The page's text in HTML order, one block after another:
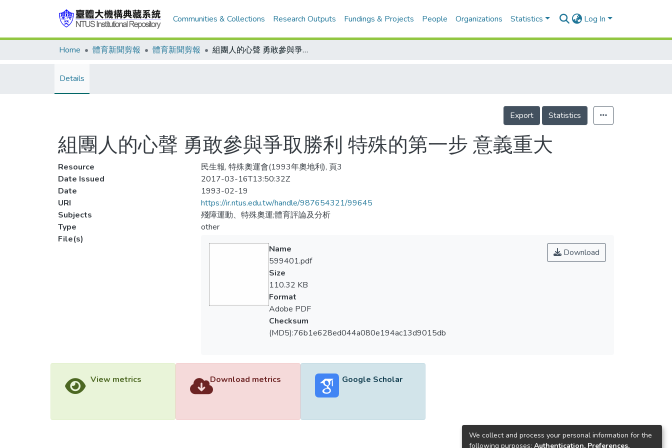
Communities & Collections Research Outputs Fundings & Projects People Organizations Statistics Log In
Home 體育新聞剪報 體育新聞剪報 組團人的心聲 勇敢參與爭取勝利 特殊的第一步 意義重大
Details
Export Statistics
組團人的心聲 勇敢參與爭取勝利 特殊的第一步 意義重大
Resource
民生報, 特殊奧運會(1993年奧地利), 頁3
Date Issued
2017-03-16T13:50:32Z
Date
1993-02-19
URI
https://ir.ntus.edu.tw/handle/987654321/99645
Subjects
殘障運動、特殊奧運;體育評論及分析
Type
other
File(s)
Download
Name
599401.pdf
Size
110.32 KB
Format
Adobe PDF
Checksum
(MD5):76b1e628ed044a080e194ac13d9015db
View metrics Download metrics Google Scholar
We collect and process your personal information for the
following purposes: Authentication, Preferences,